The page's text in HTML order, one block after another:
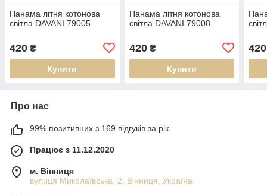
Панама літня котонова
світла DAVANI 79005
420 ₴
Купити
Панама літня котонова
світла DAVANI 79008
420₴
Купити
420
Про нас
99% позитивних з 169 відгуків за рік
Працює з 11.12.2020
м. Вінниця
вулиця Миколаївська, 2, Вінниця, Україна